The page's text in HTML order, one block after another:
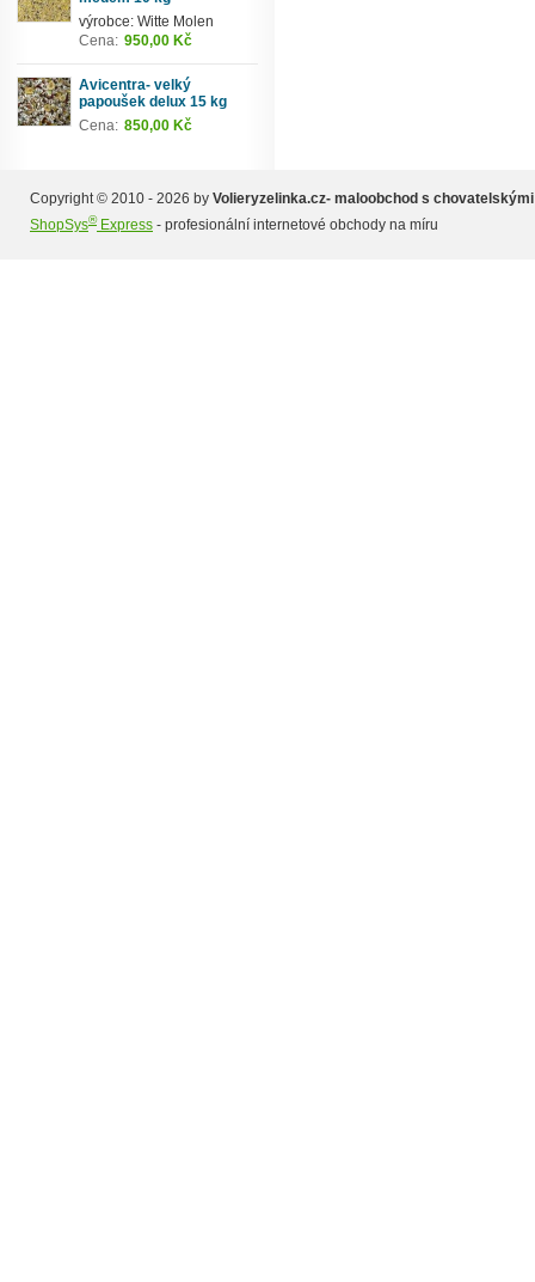
výrobce: Witte Molen
Cena: 950,00 Kč
Avicentra- velký
papoušek delux 15 kg
Cena: 850,00 Kč
Copyright © 2010 - 2026 by Volieryzelinka.cz- maloobchod s
ShopSys®Express - profesionální internetové obchody na míru